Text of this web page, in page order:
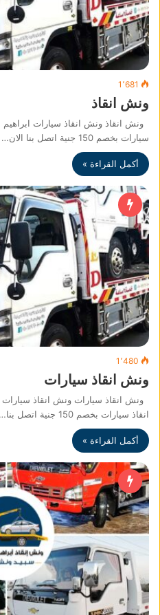
1٬681
ونش انقاذ
ونش انقاذ ونش انقاذ سيارات
سيارات بخصم 150 جنية اتصل بنا الان…
أكمل القراءة »
1٬480
ونش انقاذ سيارات
ونش انقاذ سيارات ونش انقاذ
انقاذ سيارات بخصم 150 جنية اتصل بنا…
أكمل القراءة »